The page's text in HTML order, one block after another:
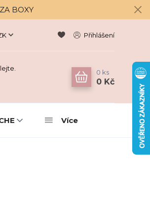
BOXY
Přihlášení
0 ks
0 Kč
Více